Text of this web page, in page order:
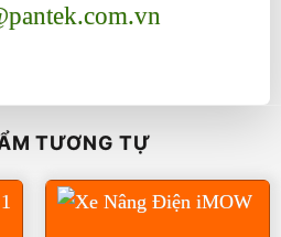
TƯƠNG TỰ